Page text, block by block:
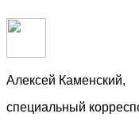
Алексей Каменский,
специальный